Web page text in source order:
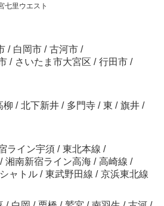
七里ウエスト
/ 白岡市 / 古河市 /
/ さいたま市大宮区 / 行田市 /
柳 / 北下新井 / 多門寺 / 東 / 旗井 /
ライン宇須 / 東北本線 /
/ 湘南新宿ライン高海 / 高崎線 /
ャトル / 東武野田線 / 京浜東北線